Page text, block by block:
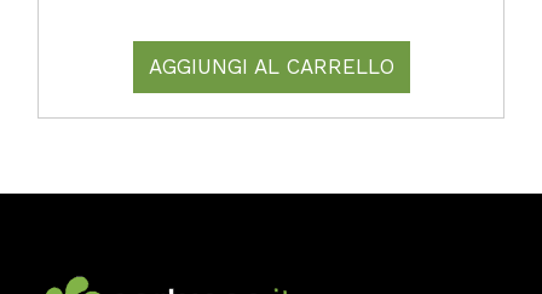
AGGIUNGI AL CARRELLO